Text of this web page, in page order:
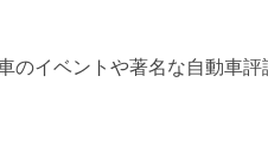
のイベントや著名な自動車評